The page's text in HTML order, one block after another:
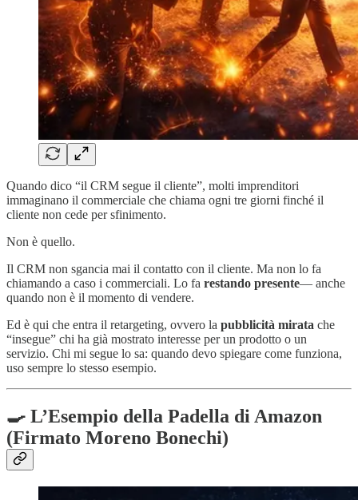
Quando dico “il CRM segue il cliente”, molti imprenditori
immaginano il commerciale che chiama ogni tre giorni finché il
cliente non cede per sfinimento.
Non è quello.
Il CRM non sgancia mai il contatto con il cliente. Ma non lo fa
chiamando a caso i commerciali. Lo fa restando presente— anche
quando non è il momento di vendere.
Ed è qui che entra il retargeting, ovvero la pubblicità mirata che
“insegue” chi ha già mostrato interesse per un prodotto o un
servizio. Chi mi segue lo sa: quando devo spiegare come funziona,
uso sempre lo stesso esempio.
🍳 L’Esempio della Padella di Amazon
(Firmato Moreno Bonechi)